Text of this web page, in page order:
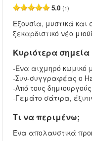
5.0 (1)
Εξουσία, μυστικά
ξεκαρδιστικό νέο
Κυριότερα σημεία
-Ένα αιχμηρό κωμικό
-Συν-συγγραφέας ο
-Από τους
-Γεμάτο σάτιρα,
Τι να περιμένω;
Ένα απολαυστικά